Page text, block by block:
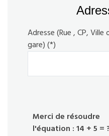
Adresse (Rue , CP,
gare) (*)
Merci de résoudre
l'équation : 14 + 5 =